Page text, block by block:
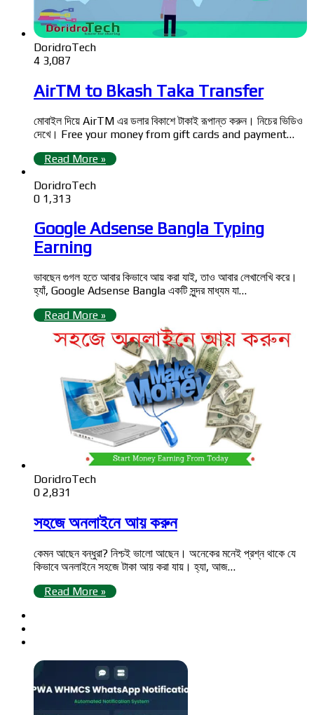
DoridroTech
4 3,087
AirTM to Bkash Taka Transfer
মোবাইল দিয়ে AirTM এর ডলার বিকাশে টাকাই রূপান্ত করুন। নিচের ভিডিও
দেখে। Free your money from gift cards and payment…
Read More »
DoridroTech
0 1,313
Google Adsense Bangla Typing
Earning
ভাবছেন গুগল হতে আবার কিভাবে আয় করা যাই, তাও আবার লেখালেখি করে।
হ্যাঁ, Google Adsense Bangla একটি সুন্দর মাধ্যম যা…
Read More »
DoridroTech
0 2,831
সহজে অনলাইনে আয় করুন
কেমন আছেন বন্ধুরা? নিশ্চই ভালো আছেন। অনেকের মনেই প্রশ্ন থাকে যে
কিভাবে অনলাইনে সহজে টাকা আয় করা যায়। হ্যা, আজ…
Read More »